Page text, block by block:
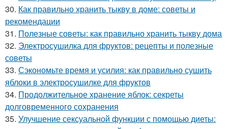
30. Как правильно хранить тыкву в доме: советы и
рекомендации
31. Полезные советы: как правильно хранить тыкву дома
32. Электросушилка для фруктов: рецепты и полезные
советы
33. Сэкономьте время и усилия: как правильно сушить
яблоки в электросушилке для фруктов
34. Продолжительное хранение яблок: секреты
долговременного сохранения
35. Улучшение сексуальной функции с помощью диеты: